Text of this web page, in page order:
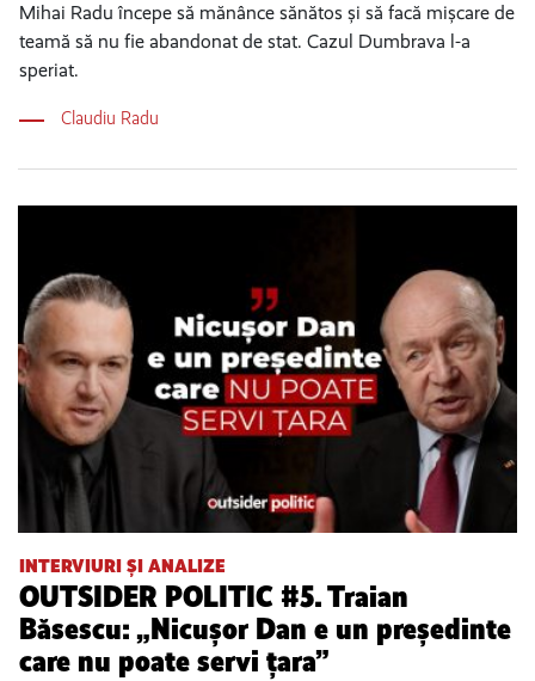
Mihai Radu începe să mănânce sănătos și să facă mișcare de
teamă să nu fie abandonat de stat. Cazul Dumbrava l-a
speriat.
Claudiu Radu
INTERVIURI ȘI ANALIZE
OUTSIDER POLITIC #5. Traian
Băsescu: „Nicușor Dan e un președinte
care nu poate servi țara”